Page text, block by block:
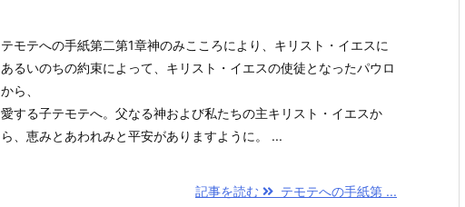
テモテへの手紙第二第1章神のみこころにより、キリスト・イエスに
あるいのちの約束によって、キリスト・イエスの使徒となったパウロ
から、
愛する子テモテへ。父なる神および私たちの主キリスト・イエスか
ら、恵みとあわれみと平安がありますように。 ...
記事を読む テモテへの手紙第 ...